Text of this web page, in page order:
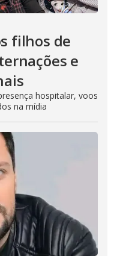
filhos de
e
hospitalar, voos
na mídia